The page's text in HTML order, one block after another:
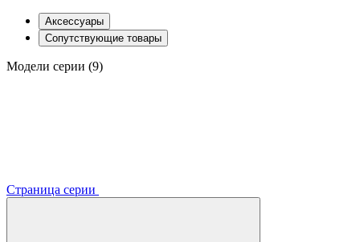
Аксессуары
Сопутствующие товары
Модели серии (9)
Страница серии